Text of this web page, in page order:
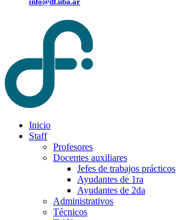
Inicio
Staff
Profesores
Docentes auxiliares
Jefes de trabajos prácticos
Ayudantes de 1ra
Ayudantes de 2da
Administrativos
Técnicos